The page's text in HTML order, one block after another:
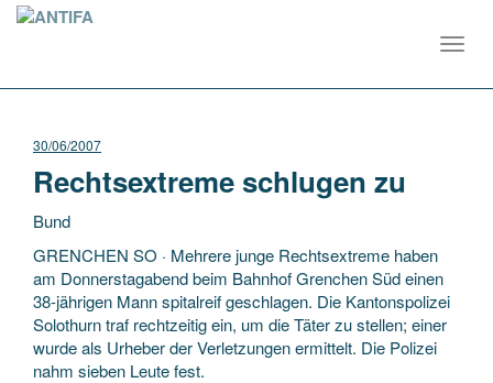
30/06/2007
Rechtsextreme schlugen zu
Bund
GRENCHEN SO · Mehrere junge Rechtsextreme haben
am Donnerstagabend beim Bahnhof Grenchen Süd einen
38-jährigen Mann spitalreif geschlagen. Die Kantonspolizei
Solothurn traf rechtzeitig ein, um die Täter zu stellen; einer
wurde als Urheber der Verletzungen ermittelt. Die Polizei
nahm sieben Leute fest.